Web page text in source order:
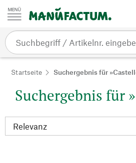
Zum Inhalt springen
Startseite Suchergebnis für
Suchergebnis für